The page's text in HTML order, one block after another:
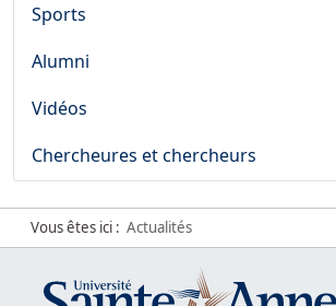
Sports
Alumni
Vidéos
Chercheures et chercheurs
Vous êtes ici : Actualités